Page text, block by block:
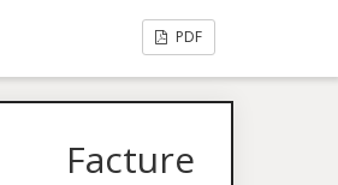
PDF
Facture